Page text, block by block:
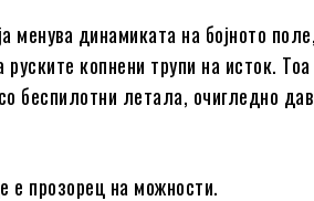
менува динамиката на бојното
копнени трупи на исток.
беспилотни летала, очигледно
е прозорец на можности.